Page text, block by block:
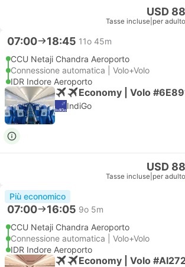
USD 88
Tasse incluse per adulto
07:00 18:45 11o 45m
CCU Netaji Chandra Aeroporto
Connessione automatica | Volo+Volo
IDR Indore Aeroporto
Economy | Volo
IndiGo
USD 88
Tasse incluse per adulto
Più economico
07:00 16:05 9o 5m
CCU Netaji Chandra Aeroporto
Connessione automatica | Volo+Volo
IDR Indore Aeroporto
Economy | Volo